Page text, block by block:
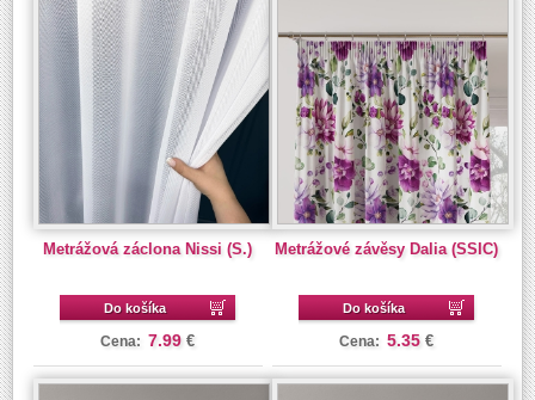
Metrážová záclona Nissi (S.)
Do košíka
Cena: 7.99 €
Metrážové závěsy Dalia (SSIC)
Do košíka
Cena: 5.35 €